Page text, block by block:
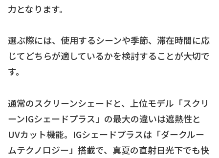
力となります。
選ぶ際には、使用するシーンや季節、滞在時間に応
じてどちらが適しているかを検討することが大切で
す。
通常のスクリーンシェードと、上位モデル「スクリ
ーンIGシェードプラス」の最大の違いは遮熱性と
UVカット機能。IGシェードプラスは「ダークルー
ムテクノロジー」搭載で、真夏の直射日光下でも快